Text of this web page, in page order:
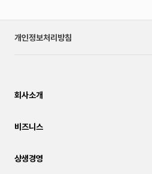
개인정보처리방침
회사소개
비즈니스
상생경영